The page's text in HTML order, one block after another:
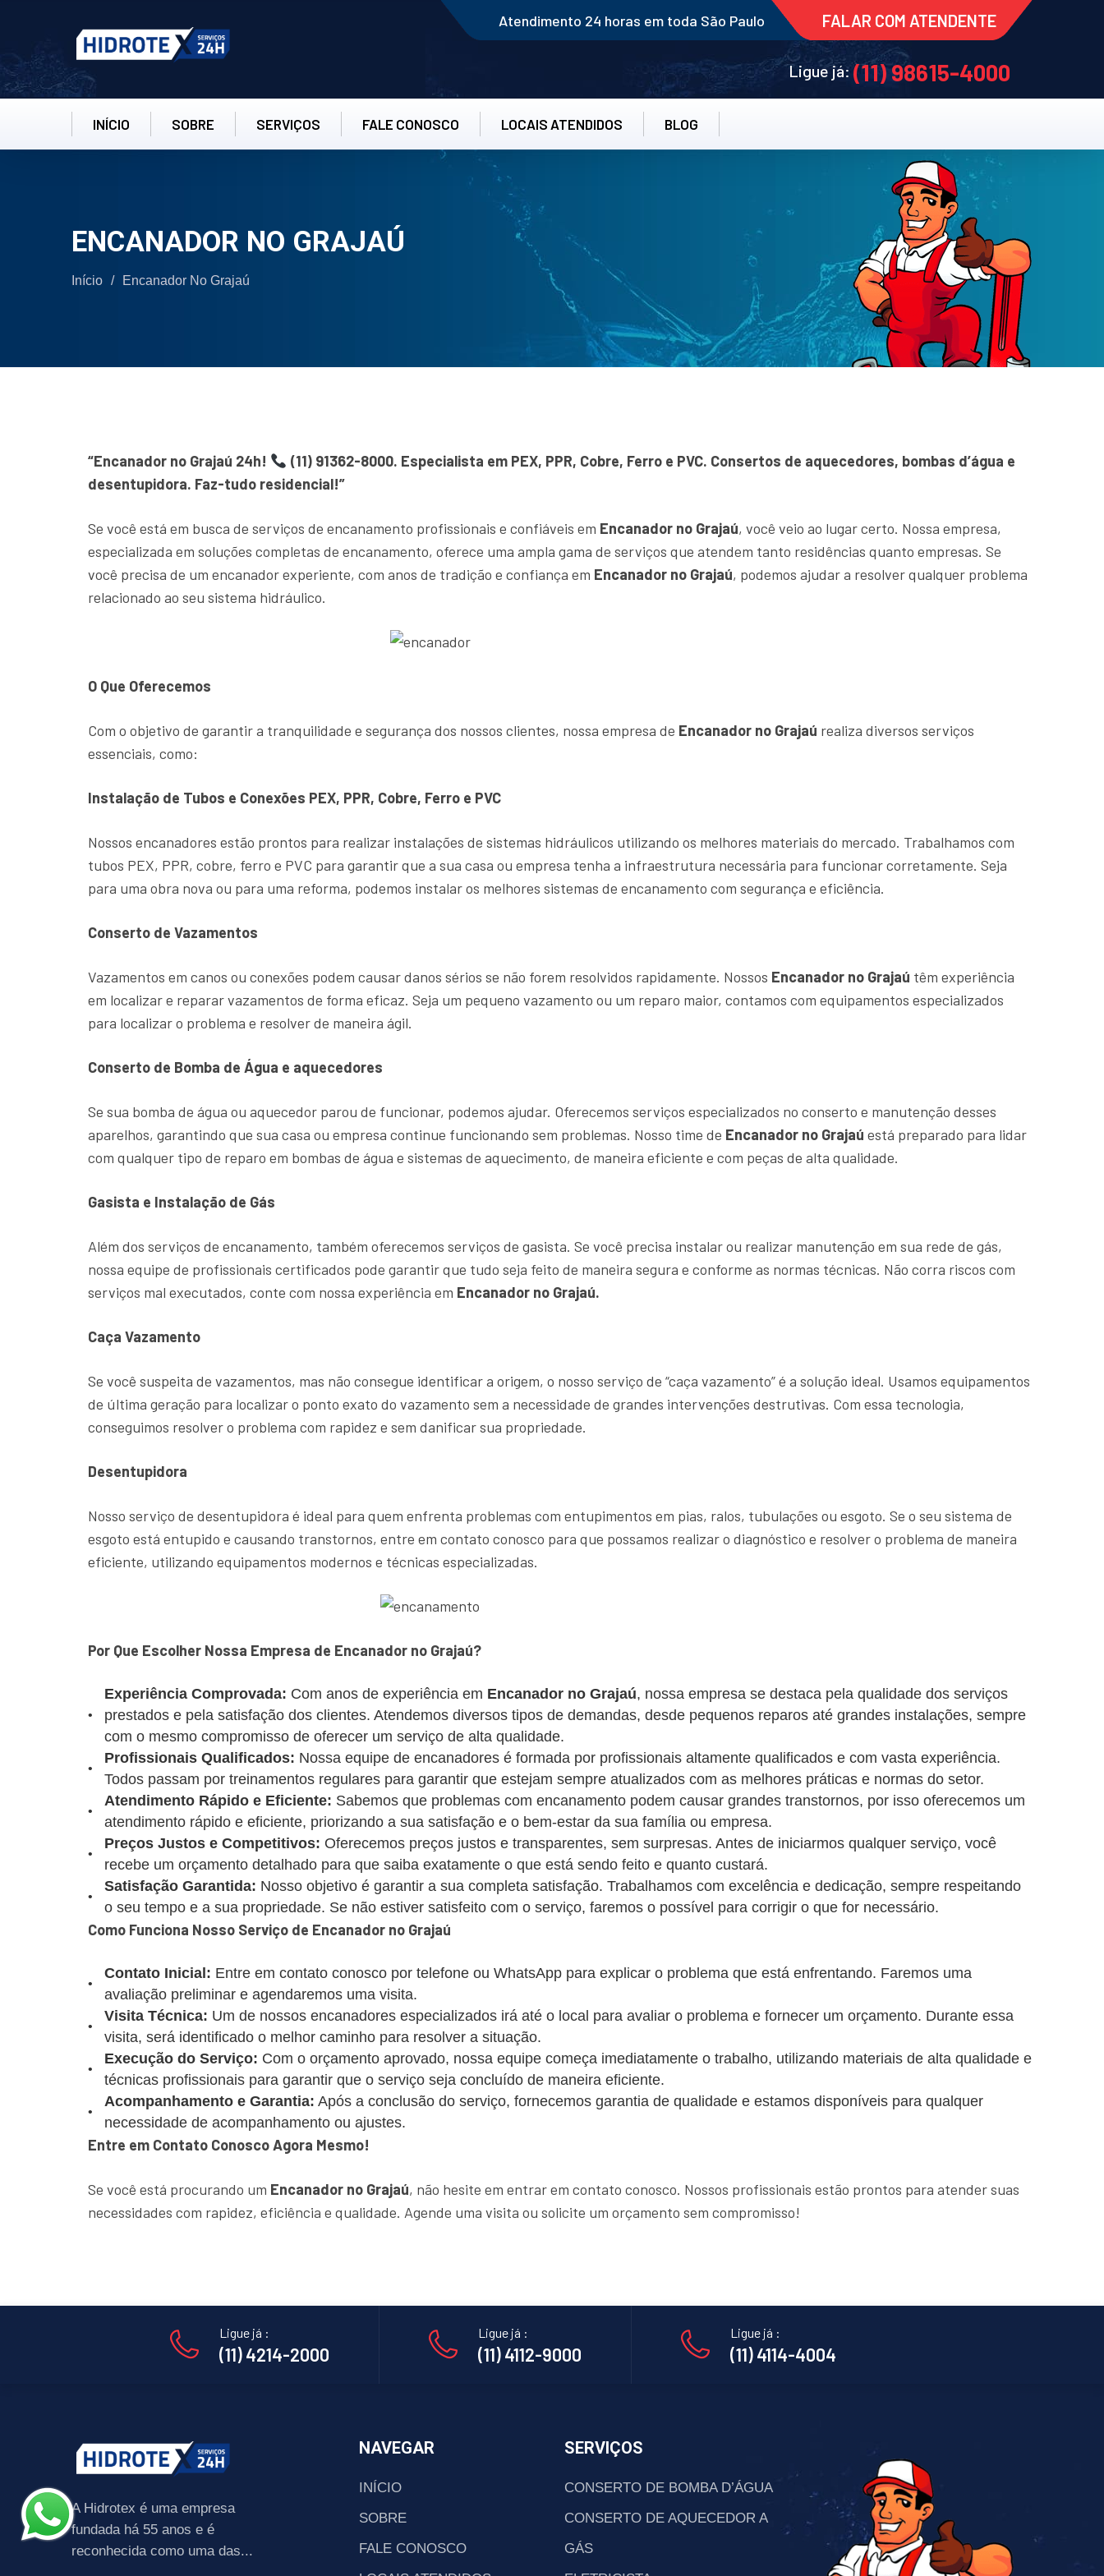
Atendimento 24 horas em toda São Paulo FALAR COM ATENDENTE
Ligue já: (11) 98615-4000
INÍCIO SOBRE SERVIÇOS FALE CONOSCO LOCAIS ATENDIDOS BLOG
ENCANADOR NO GRAJAÚ
Início / Encanador No Grajaú
“Encanador no Grajaú 24h!
(11) 91362-8000. Especialista em PEX, PPR, Cobre, Ferro e PVC. Consertos de aquecedores, bombas d’água e
desentupidora. Faz-tudo residencial!”
Se você está em busca de serviços de encanamento profissionais e confiáveis em Encanador no Grajaú, você veio ao lugar certo. Nossa empresa,
especializada em soluções completas de encanamento, oferece uma ampla gama de serviços que atendem tanto residências quanto empresas. Se
você precisa de um encanador experiente, com anos de tradição e confiança em Encanador no Grajaú, podemos ajudar a resolver qualquer problema
relacionado ao seu sistema hidráulico.
O Que Oferecemos
Com o objetivo de garantir a tranquilidade e segurança dos nossos clientes, nossa empresa de Encanador no Grajaú realiza diversos serviços
essenciais, como:
Instalação de Tubos e Conexões PEX, PPR, Cobre, Ferro e PVC
Nossos encanadores estão prontos para realizar instalações de sistemas hidráulicos utilizando os melhores materiais do mercado. Trabalhamos com
tubos PEX, PPR, cobre, ferro e PVC para garantir que a sua casa ou empresa tenha a infraestrutura necessária para funcionar corretamente. Seja
para uma obra nova ou para uma reforma, podemos instalar os melhores sistemas de encanamento com segurança e eficiência.
Conserto de Vazamentos
Vazamentos em canos ou conexões podem causar danos sérios se não forem resolvidos rapidamente. Nossos Encanador no Grajaú têm experiência
em localizar e reparar vazamentos de forma eficaz. Seja um pequeno vazamento ou um reparo maior, contamos com equipamentos especializados
para localizar o problema e resolver de maneira ágil.
Conserto de Bomba de Água e aquecedores
Se sua bomba de água ou aquecedor parou de funcionar, podemos ajudar. Oferecemos serviços especializados no conserto e manutenção desses
aparelhos, garantindo que sua casa ou empresa continue funcionando sem problemas. Nosso time de Encanador no Grajaú está preparado para lidar
com qualquer tipo de reparo em bombas de água e sistemas de aquecimento, de maneira eficiente e com peças de alta qualidade.
Gasista e Instalação de Gás
Além dos serviços de encanamento, também oferecemos serviços de gasista. Se você precisa instalar ou realizar manutenção em sua rede de gás,
nossa equipe de profissionais certificados pode garantir que tudo seja feito de maneira segura e conforme as normas técnicas. Não corra riscos com
serviços mal executados, conte com nossa experiência em Encanador no Grajaú.
Caça Vazamento
Se você suspeita de vazamentos, mas não consegue identificar a origem, o nosso serviço de “caça vazamento” é a solução ideal. Usamos equipamentos
de última geração para localizar o ponto exato do vazamento sem a necessidade de grandes intervenções destrutivas. Com essa tecnologia,
conseguimos resolver o problema com rapidez e sem danificar sua propriedade.
Desentupidora
Nosso serviço de desentupidora é ideal para quem enfrenta problemas com entupimentos em pias, ralos, tubulações ou esgoto. Se o seu sistema de
esgoto está entupido e causando transtornos, entre em contato conosco para que possamos realizar o diagnóstico e resolver o problema de maneira
eficiente, utilizando equipamentos modernos e técnicas especializadas.
Por Que Escolher Nossa Empresa de Encanador no Grajaú?
Experiência Comprovada: Com anos de experiência em Encanador no Grajaú, nossa empresa se destaca pela qualidade dos serviços
prestados e pela satisfação dos clientes. Atendemos diversos tipos de demandas, desde pequenos reparos até grandes instalações, sempre
com o mesmo compromisso de oferecer um serviço de alta qualidade.
Profissionais Qualificados: Nossa equipe de encanadores é formada por profissionais altamente qualificados e com vasta experiência.
Todos passam por treinamentos regulares para garantir que estejam sempre atualizados com as melhores práticas e normas do setor.
Atendimento Rápido e Eficiente: Sabemos que problemas com encanamento podem causar grandes transtornos, por isso oferecemos um
atendimento rápido e eficiente, priorizando a sua satisfação e o bem-estar da sua família ou empresa.
Preços Justos e Competitivos: Oferecemos preços justos e transparentes, sem surpresas. Antes de iniciarmos qualquer serviço, você
recebe um orçamento detalhado para que saiba exatamente o que está sendo feito e quanto custará.
Satisfação Garantida: Nosso objetivo é garantir a sua completa satisfação. Trabalhamos com excelência e dedicação, sempre respeitando
o seu tempo e a sua propriedade. Se não estiver satisfeito com o serviço, faremos o possível para corrigir o que for necessário.
Como Funciona Nosso Serviço de Encanador no Grajaú
Contato Inicial: Entre em contato conosco por telefone ou WhatsApp para explicar o problema que está enfrentando. Faremos uma
avaliação preliminar e agendaremos uma visita.
Visita Técnica: Um de nossos encanadores especializados irá até o local para avaliar o problema e fornecer um orçamento. Durante essa
visita, será identificado o melhor caminho para resolver a situação.
Execução do Serviço: Com o orçamento aprovado, nossa equipe começa imediatamente o trabalho, utilizando materiais de alta qualidade e
técnicas profissionais para garantir que o serviço seja concluído de maneira eficiente.
Acompanhamento e Garantia: Após a conclusão do serviço, fornecemos garantia de qualidade e estamos disponíveis para qualquer
necessidade de acompanhamento ou ajustes.
Entre em Contato Conosco Agora Mesmo!
Se você está procurando um Encanador no Grajaú, não hesite em entrar em contato conosco. Nossos profissionais estão prontos para atender suas
necessidades com rapidez, eficiência e qualidade. Agende uma visita ou solicite um orçamento sem compromisso!
Ligue já :
(11) 4214-2000
Ligue já :
(11) 4112-9000
Ligue já :
(11) 4114-4004
A Hidrotex é uma empresa
fundada há 55 anos e é
reconhecida como uma das...
NAVEGAR
INÍCIO
SOBRE
FALE CONOSCO
SERVIÇOS
CONSERTO DE BOMBA D’ÁGUA
CONSERTO DE AQUECEDOR A
GÁS